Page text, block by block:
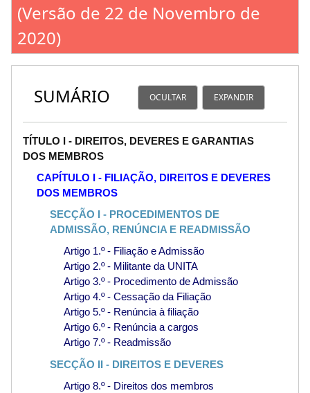
(Versão de 22 de Novembro de
2020)
SUMÁRIO OCULTAR EXPANDIR
TÍTULO I - DIREITOS, DEVERES E GARANTIAS
DOS MEMBROS
CAPÍTULO I - FILIAÇÃO, DIREITOS E DEVERES
DOS MEMBROS
SECÇÃO I - PROCEDIMENTOS DE
ADMISSÃO, RENÚNCIA E READMISSÃO
Artigo 1.º - Filiação e Admissão
Artigo 2.º - Militante da UNITA
Artigo 3.º - Procedimento de Admissão
Artigo 4.º - Cessação da Filiação
Artigo 5.º - Renúncia à filiação
Artigo 6.º - Renúncia a cargos
Artigo 7.º - Readmissão
SECÇÃO II - DIREITOS E DEVERES
Artigo 8.º - Direitos dos membros